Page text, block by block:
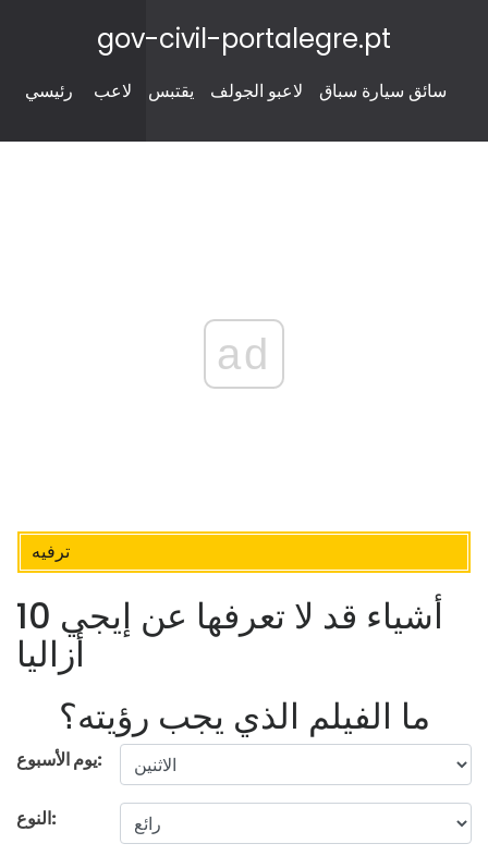
gov-civil-portalegre.pt
رئيسي لاعب يقتبس لاعبو الجولف سائق سيارة سباق
ad
ترفيه
10 أشياء قد لا تعرفها عن إيجي
أزاليا
ما الفيلم الذي يجب رؤيته؟
يوم الأسبوع:
النوع: